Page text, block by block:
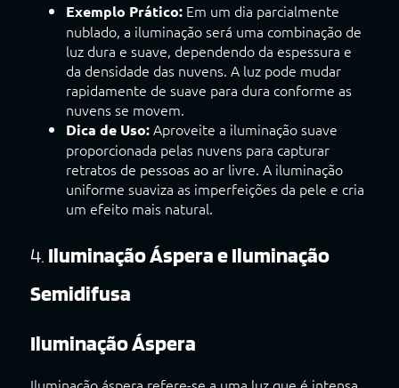
Exemplo Prático:Em um dia parcialmente
nublado, a iluminação será uma combinação de
luz dura e suave, dependendo da espessura e
da densidade das nuvens. A luz pode mudar
rapidamente de suave para dura conforme as
nuvens se movem.
Dica de Uso:Aproveite a iluminação suave
proporcionada pelas nuvens para capturar
retratos de pessoas ao ar livre. A iluminação
uniforme suaviza as imperfeições da pele e cria
um efeito mais natural.
4. Iluminação Áspera e Iluminação
Semidifusa
Iluminação Áspera